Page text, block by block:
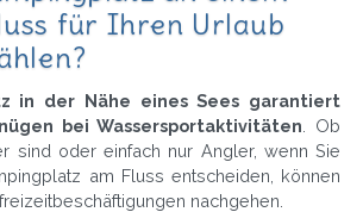
für Ihren Urlaub
in der Nähe eines Sees garantiert
bei Wassersportaktivitäten . Ob
sind oder einfach nur Angler, wenn Sie
am Fluss entscheiden, können
nachgehen.